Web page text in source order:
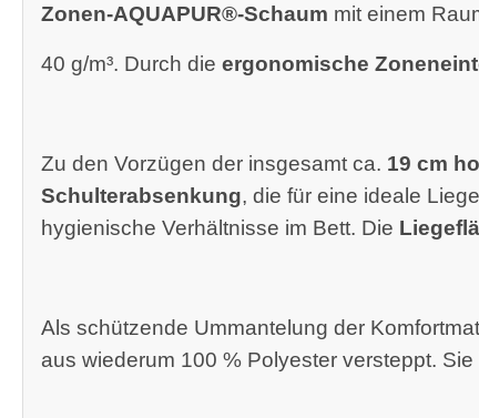
Zonen-AQUAPUR®-Schaum mit einem
40 g/m³. Durch die ergonomische
Zu den Vorzügen der insgesamt ca. 19 cm
Schulterabsenkung, die für eine ideale
hygienische Verhältnisse im Bett. Die
Als schützende Ummantelung der
aus wiederum 100 % Polyester versteppt.